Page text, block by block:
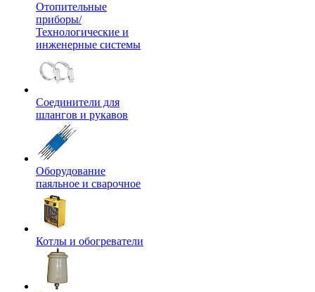
Отопительные
приборы/
Технологические и
инженерные системы
Соединители для
шлангов и рукавов
Оборудование
паяльное и сварочное
Котлы и обогреватели